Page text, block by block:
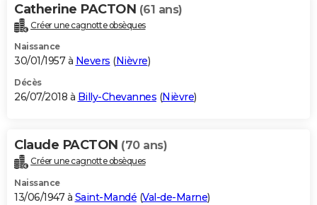
Catherine PACTON (61 ans)
Créer une cagnotte obsèques
Naissance
30/01/1957 à Nevers (Nièvre)
Décès
26/07/2018 à Billy-Chevannes (Nièvre)
Claude PACTON (70 ans)
Créer une cagnotte obsèques
Naissance
13/06/1947 à Saint-Mandé (Val-de-Marne)